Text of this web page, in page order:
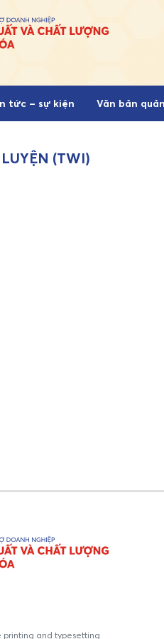
tức – sự kiện Văn bản
(TWI)
printing and typesetting